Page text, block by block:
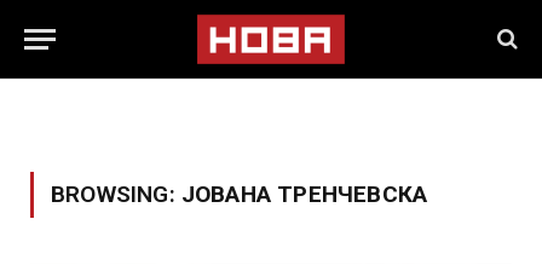
BROWSING: ЈОВАНА ТРЕНЧЕВСКА